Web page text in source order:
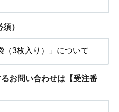
須）
お問い合わせは【受注番